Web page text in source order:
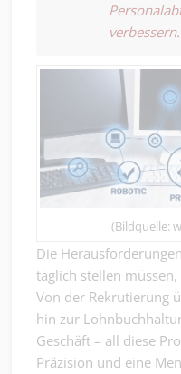
verbessern.
(Bildquelle:
Die
täglich stellen
Von der Rekrutierung
hin zur
Geschäft – all diese
Präzision und eine